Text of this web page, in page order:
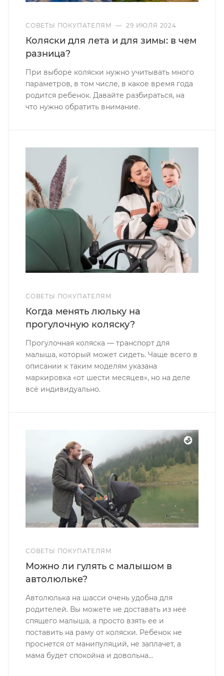
СОВЕТЫ ПОКУПАТЕЛЯМ — 29 ИЮЛЯ 2024
Коляски для лета и для зимы: в чем
разница?
При выборе коляски нужно учитывать много
параметров, в том числе, в какое время года
родится ребенок. Давайте разбираться, на
что нужно обратить внимание.
СОВЕТЫ ПОКУПАТЕЛЯМ
Когда менять люльку на
прогулочную коляску?
Прогулочная коляска — транспорт для
малыша, который может сидеть. Чаще всего в
описании к таким моделям указана
маркировка «от шести месяцев», но на деле
всё индивидуально.
СОВЕТЫ ПОКУПАТЕЛЯМ
Можно ли гулять с малышом в
автолюльке?
Автолюлька на шасси очень удобна для
родителей. Вы можете не доставать из нее
спящего малыша, а просто взять ее и
поставить на раму от коляски. Ребенок не
проснется от манипуляций, не заплачет, а
мама будет спокойна и довольна...